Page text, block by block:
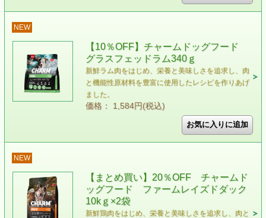
NEW
【10％OFF】チャームドッグフード
グラスフェッドラム340ｇ
新鮮ラム肉をはじめ、栄養と美味しさを追求し、肉
と機能性原材料を豊富に使用したレシピを作りあげ
ました。
価格： 1,584円(税込)
NEW
【まとめ買い】20％OFF チャームド
ッグフード ファームレイズドダック
10kｇ×2袋
新鮮鶏肉をはじめ、栄養と美味しさを追求し、肉と